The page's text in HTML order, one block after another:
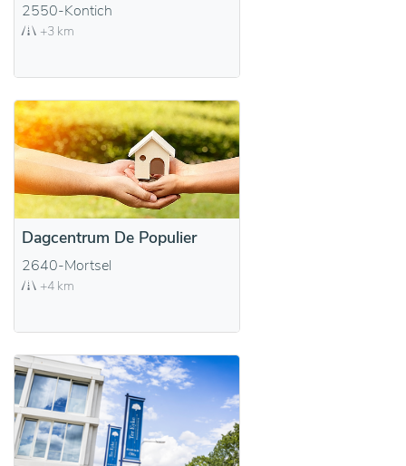
2550-Kontich
+3 km
Dagcentrum De Populier
2640-Mortsel
+4 km